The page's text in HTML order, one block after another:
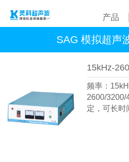
产品
SAG 模拟超声
频率：
2600/3200/
定，可长